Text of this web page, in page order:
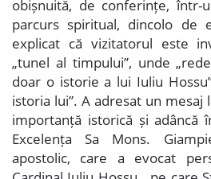
obișnuită, de conferințe, într-
parcurs spiritual, dincolo de
explicat că vizitatorul este
„tunel al timpului”, unde
doar o istorie a lui Iuliu
istoria lui”. A adresat un
importanță istorică și adâncă
Excelența Sa Mons.
apostolic, care a evocat